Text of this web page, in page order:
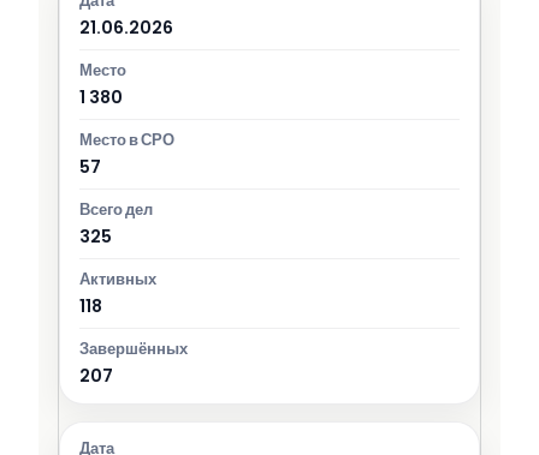
21.06.2026
1 380
57
325
118
207